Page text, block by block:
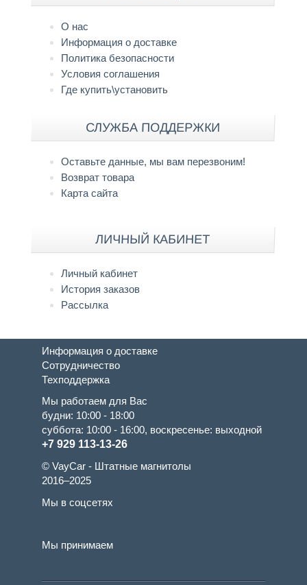
О нас
Информация о доставке
Политика безопасности
Условия соглашения
Где купить\установить
СЛУЖБА ПОДДЕРЖКИ
Оставьте данные, мы вам перезвоним!
Возврат товара
Карта сайта
ЛИЧНЫЙ КАБИНЕТ
Личный кабинет
История заказов
Рассылка
Информация о доставке
Сотрудничество
Техподдержка
Мы работаем для Вас
будни: 10:00 - 18:00
суббота: 10:00 - 16:00, воскресенье: выходной
+7 929 113-13-26
© VayCar - Штатные магнитолы
2016–2025
Мы в соцсетях
Мы принимаем